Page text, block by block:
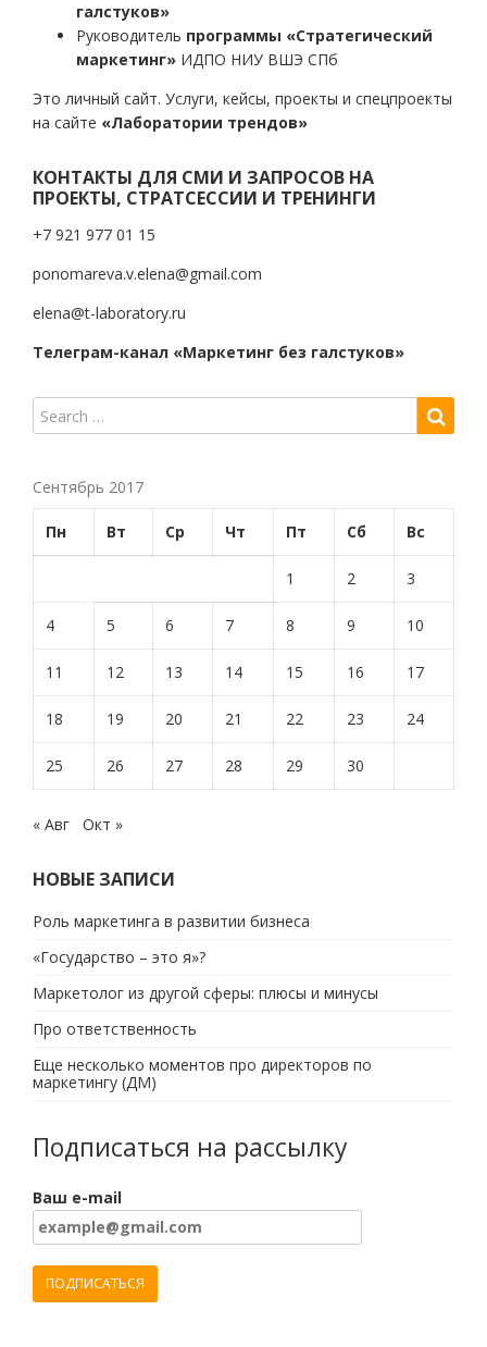
галстуков»
Руководитель программы «Стратегический
маркетинг» ИДПО НИУ ВШЭ СПб
Это личный сайт. Услуги, кейсы, проекты и спецпроекты
на сайте «Лаборатории трендов»
КОНТАКТЫ ДЛЯ СМИ И ЗАПРОСОВ НА
ПРОЕКТЫ, СТРАТСЕССИИ И ТРЕНИНГИ
+7 921 977 01 15
ponomareva.v.elena@gmail.com
elena@t-laboratory.ru
Телеграм-канал «Маркетинг без галстуков»
Сентябрь 2017
Пн Вт Ср Чт Пт Сб Вс
1 2 3
4 5 6 7 8 9 10
11 12 13 14 15 16 17
18 19 20 21 22 23 24
25 26 27 28 29 30
« Авг Окт »
НОВЫЕ ЗАПИСИ
Роль маркетинга в развитии бизнеса
«Государство – это я»?
Маркетолог из другой сферы: плюсы и минусы
Про ответственность
Еще несколько моментов про директоров по
маркетингу (ДМ)
Подписаться на рассылку
Ваш e-mail